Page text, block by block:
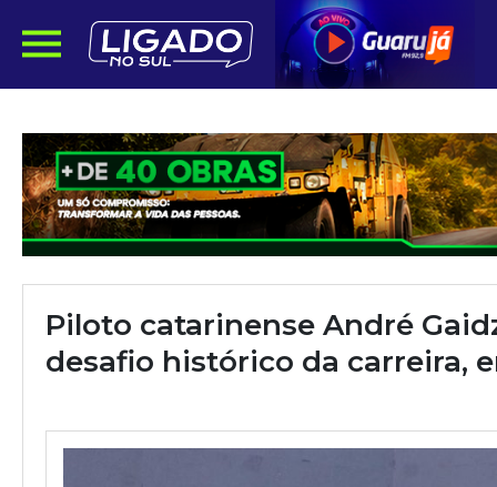
Piloto catarinense André
desafio histórico da carreira,